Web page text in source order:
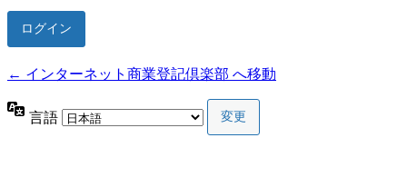
← インターネット商業登記倶楽部 へ移動
言語